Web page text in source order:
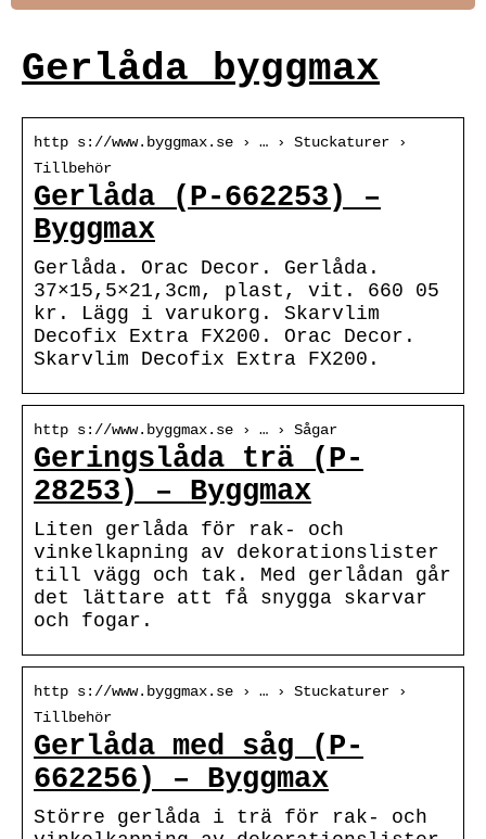
Gerlåda byggmax
http s://www.byggmax.se › … › Stuckaturer ›
Tillbehör
Gerlåda (P-662253) –
Byggmax
Gerlåda. Orac Decor. Gerlåda.
37×15,5×21,3cm, plast, vit. 660 05
kr. Lägg i varukorg. Skarvlim
Decofix Extra FX200. Orac Decor.
Skarvlim Decofix Extra FX200.
http s://www.byggmax.se › … › Sågar
Geringslåda trä (P-
28253) – Byggmax
Liten gerlåda för rak- och
vinkelkapning av dekorationslister
till vägg och tak. Med gerlådan går
det lättare att få snygga skarvar
och fogar.
http s://www.byggmax.se › … › Stuckaturer ›
Tillbehör
Gerlåda med såg (P-
662256) – Byggmax
Större gerlåda i trä för rak- och